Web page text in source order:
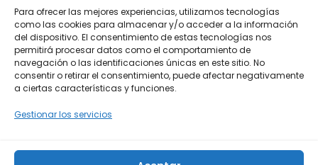
Para ofrecer las mejores experiencias, utilizamos tecnologías
como las cookies para almacenar y/o acceder a la información
del dispositivo. El consentimiento de estas tecnologías nos
permitirá procesar datos como el comportamiento de
navegación o las identificaciones únicas en este sitio. No
consentir o retirar el consentimiento, puede afectar negativamente
a ciertas características y funciones.
Gestionar los servicios
Airtec
Tienda de Aires Acondicionados